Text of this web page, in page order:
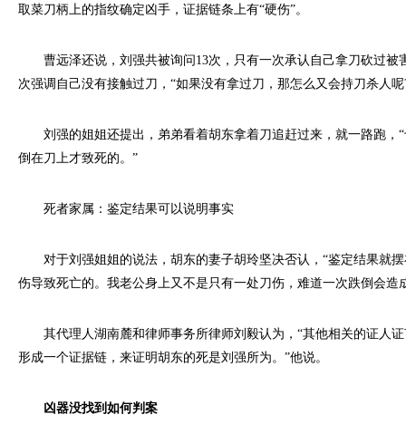
取菜刀柄上的指纹确定凶手，证据链条上有“硬伤”。
曹远泽还说，刘强共被询问13次，只有一次承认自己拿刀砍过被
次强调自己没有接触过刀，“如果没有拿过刀，那怎么又会持刀杀人呢
刘强的姐姐还提出，弟弟看着胡东拿着刀追赶过来，就一路跑，“
倒在刀上才致死的。”
死者家属：鉴定结果可以说明事实
对于刘强姐姐的说法，胡东的妻子胡玲坚决否认，“鉴定结果就摆
伤导致死亡的。我老公身上又不是只有一处刀伤，难道一次跌倒会造
其代理人湖南麓和律师事务所律师刘毅认为，“其他相关的证人证
形成一个证据链，来证明胡东的死是刘强所为。”他说。
凶器没找到如何判案